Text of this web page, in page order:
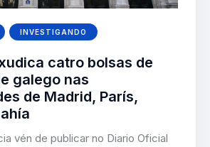
INVESTIGANDO
catro bolsas de
galego nas
de Madrid, París,
vén de publicar no Diario Oficial